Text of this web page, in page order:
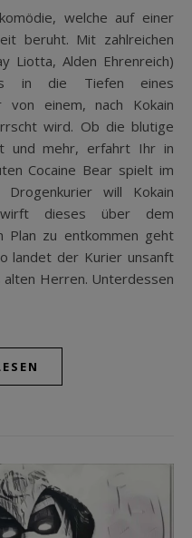
beruht. Mit zahlreichen
Liotta, Alden Ehrenreich)
in die Tiefen eines
von einem, nach Kokain
wird. Ob die blutige
und mehr, erfahrt Ihr in
Cocaine Bear spielt im
will Kokain
dieses über dem
Plan zu entkommen geht
landet der Kurier unsanft
alten Herren. Unterdessen